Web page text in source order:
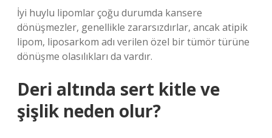
İyi huylu lipomlar çoğu durumda kansere
dönüşmezler, genellikle zararsızdırlar, ancak atipik
lipom, liposarkom adı verilen özel bir tümör türüne
dönüşme olasılıkları da vardır.
Deri altında sert kitle ve
şişlik neden olur?